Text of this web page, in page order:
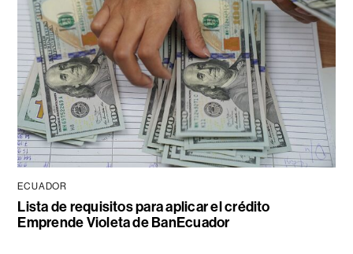
ECUADOR
Lista de requisitos para aplicar el crédito
Emprende Violeta de BanEcuador